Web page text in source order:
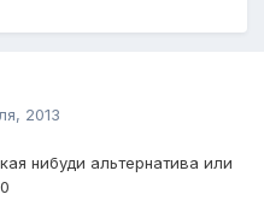
2013
нибуди альтернатива или